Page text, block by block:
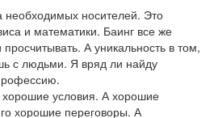
необходимых носителей. Это
и математики. Баинг все же
А уникальность в том,
с людьми. Я вряд ли найду
хорошие условия. А хорошие
хорошие переговоры. А